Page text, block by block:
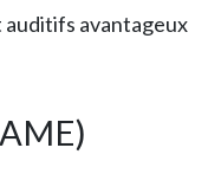
avantageux